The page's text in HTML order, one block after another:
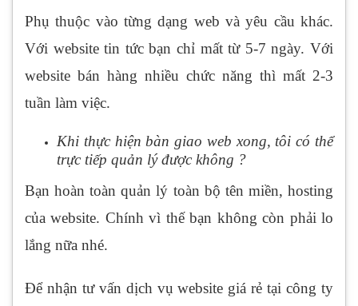
Phụ thuộc vào từng dạng web và yêu cầu khác.
Với website tin tức bạn chỉ mất từ 5-7 ngày. Với
website bán hàng nhiều chức năng thì mất 2-3
tuần làm việc.
Khi thực hiện bàn giao web xong, tôi có thể
trực tiếp quản lý được không ?
Bạn hoàn toàn quản lý toàn bộ tên miền, hosting
của website. Chính vì thế bạn không còn phải lo
lắng nữa nhé.
Để nhận tư vấn dịch vụ website giá rẻ tại công ty